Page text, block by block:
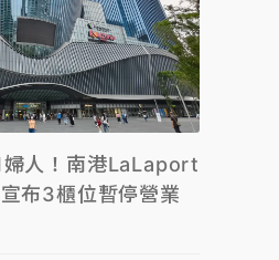
婦人！南港LaLaport
布3櫃位暫停營業